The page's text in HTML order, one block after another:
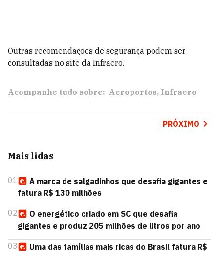
Outras recomendações de segurança podem ser
consultadas no site da Infraero.
Acompanhe tudo sobre: Aeroportos Infraero
PRÓXIMO
Mais lidas
01
A marca de salgadinhos que desafia gigantes e
fatura R$ 130 milhões
02
O energético criado em SC que desafia
gigantes e produz 205 milhões de litros por ano
03
Uma das famílias mais ricas do Brasil fatura R$